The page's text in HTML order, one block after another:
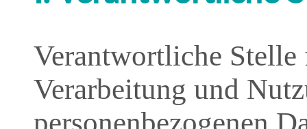
Verantwortliche
Verarbeitung und